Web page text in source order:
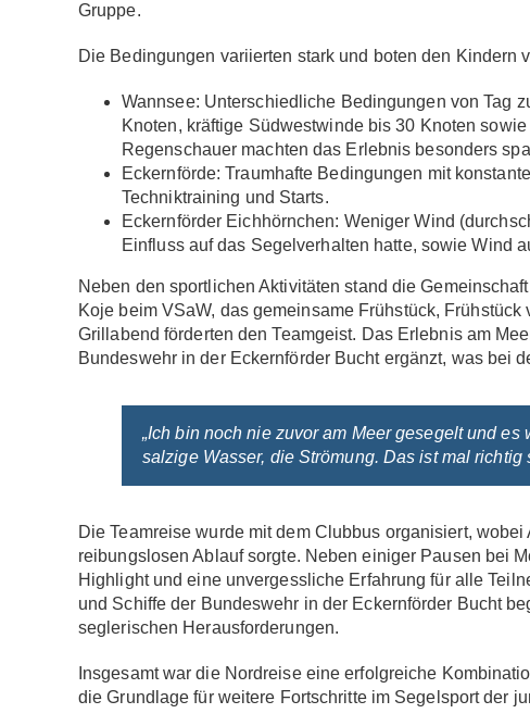
Gruppe.
Die Bedingungen variierten stark und boten den Kindern
Wannsee: Unterschiedliche Bedingungen von Tag
Knoten, kräftige Südwestwinde bis 30 Knoten
Regenschauer machten das Erlebnis besonders
Eckernförde: Traumhafte Bedingungen mit
Techniktraining und Starts.
Eckernförder Eichhörnchen: Weniger Wind
Einfluss auf das Segelverhalten hatte, sowie Wind
Neben den sportlichen Aktivitäten stand die
Koje beim VSaW, das gemeinsame Frühstück,
Grillabend förderten den Teamgeist. Das Erlebnis am
Bundeswehr in der Eckernförder Bucht ergänzt, was bei
„Ich bin noch nie zuvor am Meer gesegelt und
salzige Wasser, die Strömung. Das ist mal
Die Teamreise wurde mit dem Clubbus organisiert,
reibungslosen Ablauf sorgte. Neben einiger Pausen bei
Highlight und eine unvergessliche Erfahrung für alle
und Schiffe der Bundeswehr in der Eckernförder Bucht
seglerischen Herausforderungen.
Insgesamt war die Nordreise eine erfolgreiche
die Grundlage für weitere Fortschritte im Segelsport der